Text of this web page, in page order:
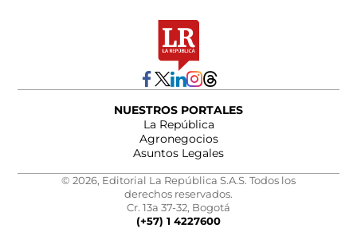
NUESTROS PORTALES
La República
Agronegocios
Asuntos Legales
© 2026, Editorial La República S.A.S. Todos los
derechos reservados.
Cr. 13a 37-32, Bogotá
(+57) 1 4227600